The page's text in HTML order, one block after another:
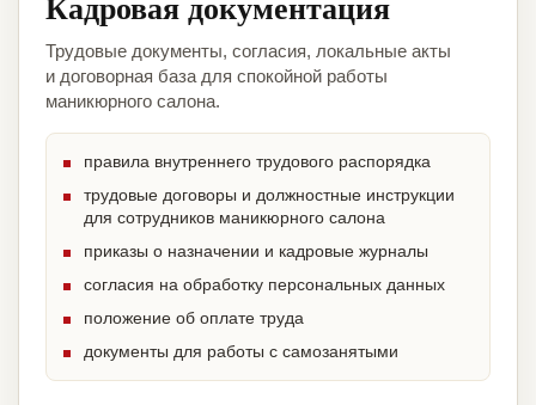
Трудовые документы, согласия, локальные акты
и договорная база для спокойной работы
маникюрного салона.
правила внутреннего трудового распорядка
трудовые договоры и должностные инструкции
для сотрудников маникюрного салона
приказы о назначении и кадровые журналы
согласия на обработку персональных данных
положение об оплате труда
документы для работы с самозанятыми